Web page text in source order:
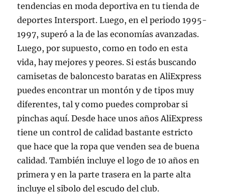
tendencias en moda deportiva en tu tienda de
deportes Intersport. Luego, en el periodo 1995-
1997, superó a la de las economías avanzadas.
Luego, por supuesto, como en todo en esta
vida, hay mejores y peores. Si estás buscando
camisetas de baloncesto baratas en AliExpress
puedes encontrar un montón y de tipos muy
diferentes, tal y como puedes comprobar si
pinchas aquí. Desde hace unos años AliExpress
tiene un control de calidad bastante estricto
que hace que la ropa que venden sea de buena
calidad. También incluye el logo de 10 años en
primera y en la parte trasera en la parte alta
incluye el sibolo del escudo del club.